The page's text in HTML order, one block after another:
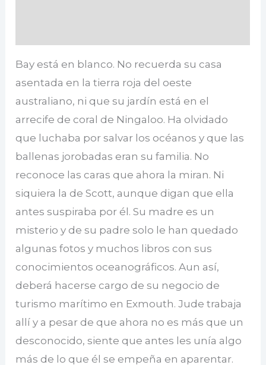
Bay está en blanco. No recuerda su casa
asentada en la tierra roja del oeste
australiano, ni que su jardín está en el
arrecife de coral de Ningaloo. Ha olvidado
que luchaba por salvar los océanos y que las
ballenas jorobadas eran su familia. No
reconoce las caras que ahora la miran. Ni
siquiera la de Scott, aunque digan que ella
antes suspiraba por él. Su madre es un
misterio y de su padre solo le han quedado
algunas fotos y muchos libros con sus
conocimientos oceanográficos. Aun así,
deberá hacerse cargo de su negocio de
turismo marítimo en Exmouth. Jude trabaja
allí y a pesar de que ahora no es más que un
desconocido, siente que antes les unía algo
más de lo que él se empeña en aparentar.